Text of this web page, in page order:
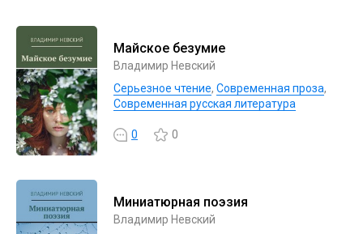
Майское безумие
Владимир Невский
Серьезное чтение, Современная проза,
Современная русская литература
0 0
Миниатюрная поэзия
Владимир Невский